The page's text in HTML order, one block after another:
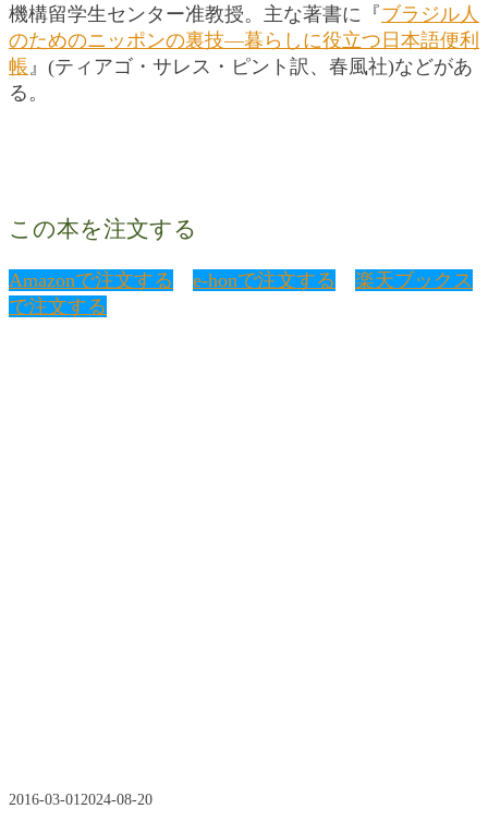
機構留学生センター准教授。主な著書に『ブラジル人
のためのニッポンの裏技―暮らしに役立つ日本語便利
帳』(ティアゴ・サレス・ピント訳、春風社)などがあ
る。
この本を注文する
Amazonで注文する e-honで注文する
楽天ブックス
で注文する
2016-03-012024-08-20